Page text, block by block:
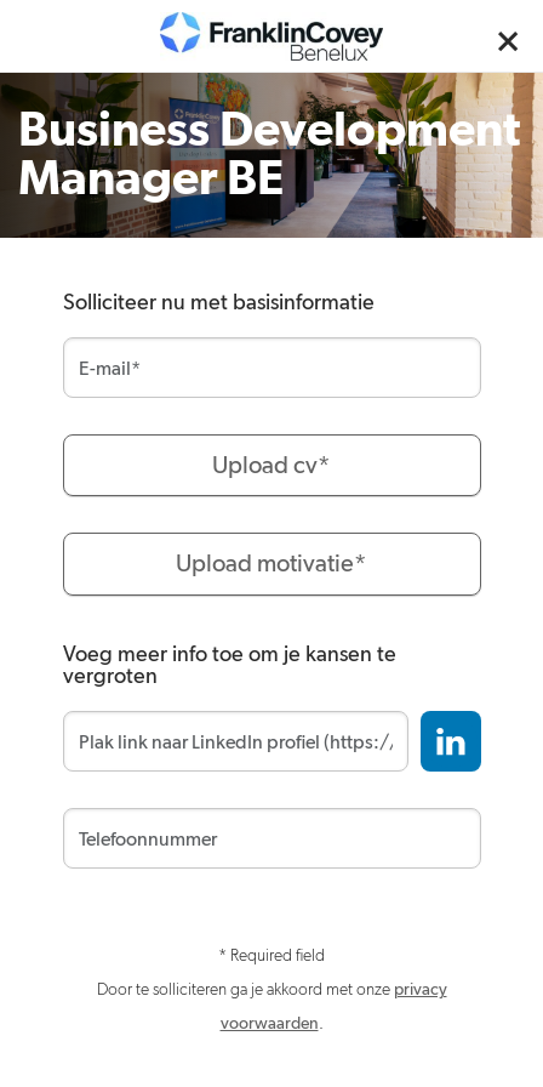
Business Development
Manager BE
Solliciteer nu met basisinformatie
Upload cv*
Upload motivatie*
Voeg meer info toe om je kansen te
vergroten
* Required field
Door te solliciteren ga je akkoord met onze privacy
voorwaarden